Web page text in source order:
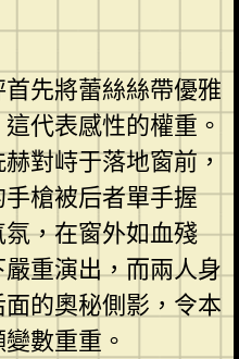
先將蕾絲絲帶優雅
代表感性的權重。
對峙于落地窗前，
槍被后者單手握
，在窗外如血殘
重演出，而兩人身
的奧秘側影，令本
數重重。